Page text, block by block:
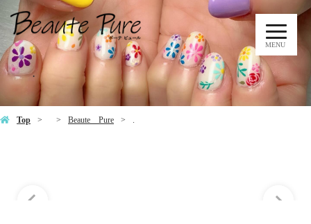
MENU
.
Top Beaute Pure .